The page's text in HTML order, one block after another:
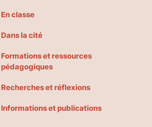
En classe
Dans la cité
Formations et ressources
pédagogiques
Recherches et réflexions
Informations et publications